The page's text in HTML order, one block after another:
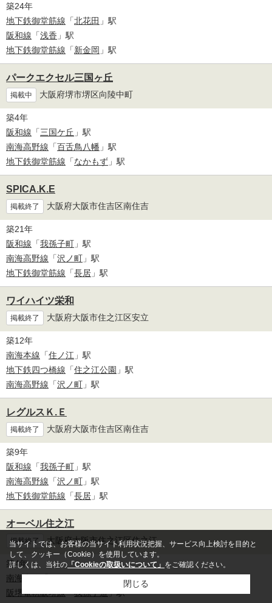
築24年
地下鉄御堂筋線 「北花田 」駅
阪和線 「浅香 」駅
地下鉄御堂筋線 「新金岡 」駅
パークエクセル三国ヶ丘
掲載中 大阪府堺市堺区向陵中町
築4年
阪和線 「三国ケ丘 」駅
南海高野線 「百舌鳥八幡 」駅
地下鉄御堂筋線 「なかもず 」駅
SPICA.K.E
掲載終了 大阪府大阪市住吉区南住吉
築21年
阪和線 「我孫子町 」駅
南海高野線 「沢ノ町 」駅
地下鉄御堂筋線 「長居 」駅
ワイハイツ栄和
掲載終了 大阪府大阪市住之江区安立
築12年
南海本線 「住ノ江 」駅
地下鉄四つ橋線 「住之江公園 」駅
南海高野線 「沢ノ町 」駅
レグルスＫ.Ｅ
掲載終了 大阪府大阪市住吉区南住吉
築9年
阪和線 「我孫子町 」駅
南海高野線 「沢ノ町 」駅
地下鉄御堂筋線 「長居 」駅
オーベル住之江
掲載終了 大阪府大阪市住之江区住之江
築4年
南海本線
阪堺電軌阪堺線「我孫子道」駅
当サイトでは、お客様の当サイト利用状況把握、サービス向上検討を目的と
して、クッキー（Cookie）を使用しています。
詳しくは、当社の 「Cookieの取扱いについて」 をご確認ください。
閉じる